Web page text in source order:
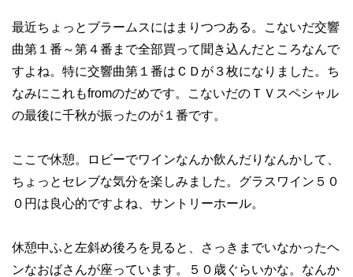
最近ちょっとブラームスにはまりつつある。こないだ交響
曲第１番～第４番まで全部買って聞き込んだところなんで
すよね。特に交響曲第１番はＣＤが３枚になりました。ち
なみにこれもfromのだめです。こないだのＴＶスペシャル
の最後に千秋が振ったのが１番です。
ここで休憩。ロビーでワインなんか飲んだりなんかして、
ちょっとセレブな気分を楽しみました。グラスワイン５０
０円は良心的ですよね、サントリーホール。
休憩中ふと左斜め後ろを見ると、さっきまでいなかったヘ
ンなおばさんが座っています。５０歳ぐらいかな。なんか